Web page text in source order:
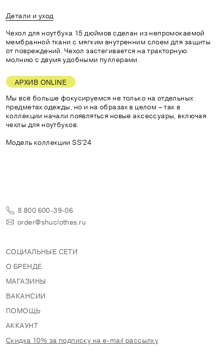
Детали и уход
Чехол для ноутбука 15 дюймов сделан из непромокаемой
мембранной ткани с мягким внутренним слоем для защиты
от повреждений. Чехол застегивается на тракторную
молнию с двумя удобными пуллерами.
АРХИВ ONLINE
Мы всё больше фокусируемся не только на отдельных
предметах одежды, но и на образах в целом – так в
коллекции начали появляться новые аксессуары, включая
чехлы для ноутбуков.
Модель коллекции SS'24
8 800 600-39-06
order@shuclothes.ru
СОЦИАЛЬНЫЕ СЕТИ
О БРЕНДЕ
МАГАЗИНЫ
ВАКАНСИИ
ПОМОЩЬ
АККАУНТ
Скидка 10% за подписку на e-mail рассылку